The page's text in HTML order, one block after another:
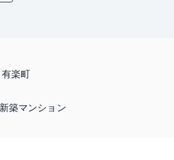
楽町
築マンション